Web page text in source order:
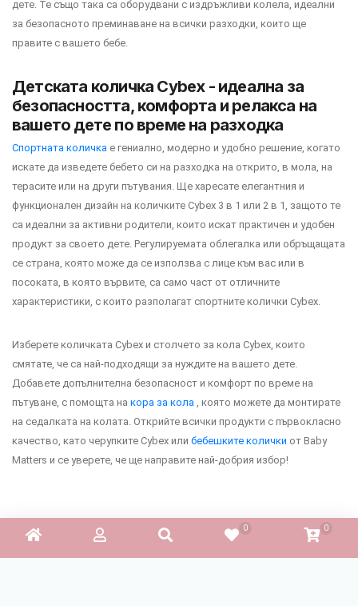
дете. Те също така са оборудвани с издръжливи колела, идеални
за безопасното преминаване на всички разходки, които ще
правите с вашето бебе.
Детската количка Cybex - идеална за
безопасността, комфорта и релакса на
вашето дете по време на разходка
Спортната количка е гениално, модерно и удобно решение, когато
искате да изведете бебето си на разходка на открито, в мола, на
терасите или на други пътувания. Ще харесате елегантния и
функционален дизайн на количките Cybex 3 в 1 или 2 в 1, защото те
са идеални за активни родители, които искат практичен и удобен
продукт за своето дете. Регулируемата облегалка или обръщащата
се страна, която може да се използва с лице към вас или в
посоката, в която вървите, са само част от отличните
характеристики, с които разполагат спортните колички Cybex.
Изберете количката Cybex и столчето за кола Cybex, които
смятате, че са най-подходящи за нуждите на вашето дете.
Добавете допълнителна безопасност и комфорт по време на
пътуване, с помощта на кора за кола , която можете да монтирате
на седалката на колата. Открийте всички продукти с първокласно
качество, като черупките Cybex или бебешките колички от Baby
Matters и се уверете, че ще направите най-добрия избор!